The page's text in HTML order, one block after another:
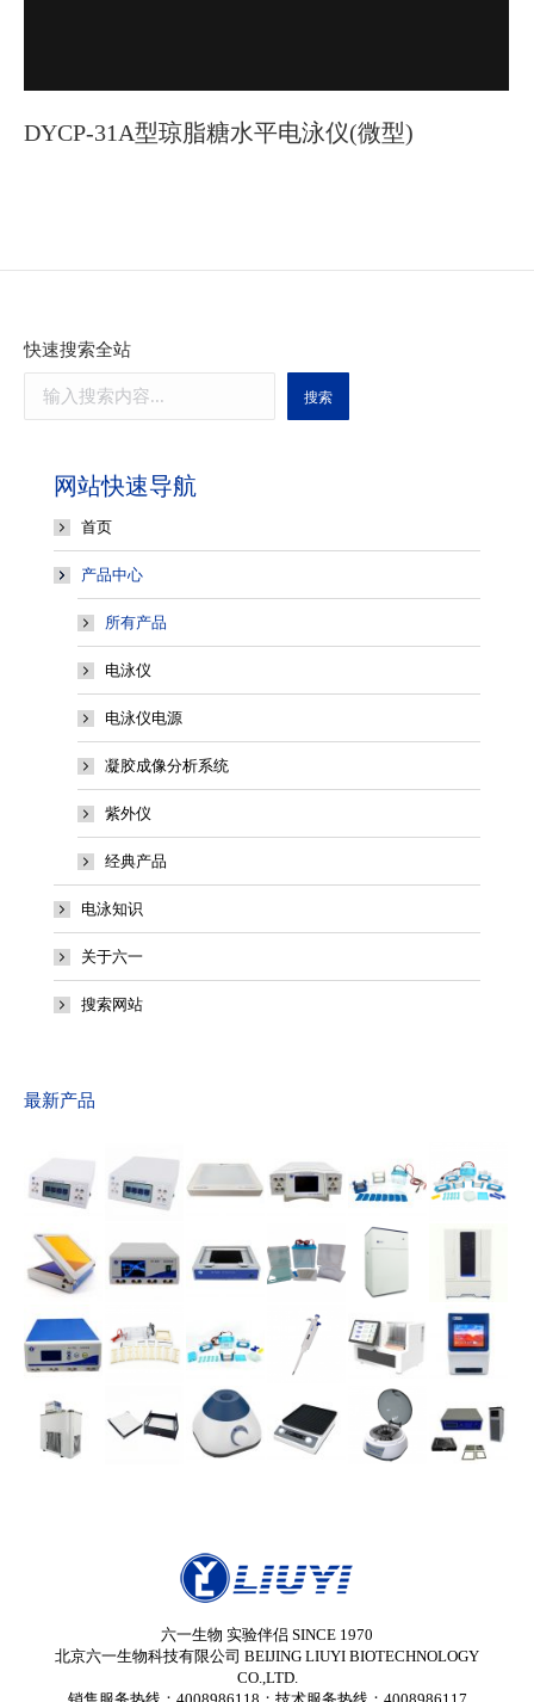
DYCP-31A型琼脂糖水平电泳仪(微型)
快速搜索全站
搜索
网站快速导航
首页
产品中心
所有产品
电泳仪
电泳仪电源
凝胶成像分析系统
紫外仪
经典产品
电泳知识
关于六一
搜索网站
最新产品
六一生物 实验伴侣 SINCE 1970
北京六一生物科技有限公司 BEIJING LIUYI BIOTECHNOLOGY
CO.,LTD.